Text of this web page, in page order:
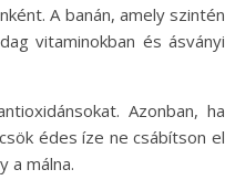
A banán, amely szintén
vitaminokban és ásványi
Azonban, ha
édes íze ne csábítson el
a málna.